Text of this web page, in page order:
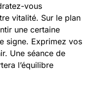
vous
vitalité. Sur le plan
une certaine
signe. Exprimez vos
Une séance de
l’équilibre